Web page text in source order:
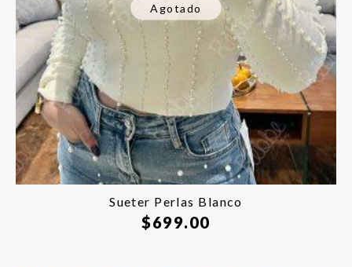
Agotado
Sueter Perlas Blanco
$699.00